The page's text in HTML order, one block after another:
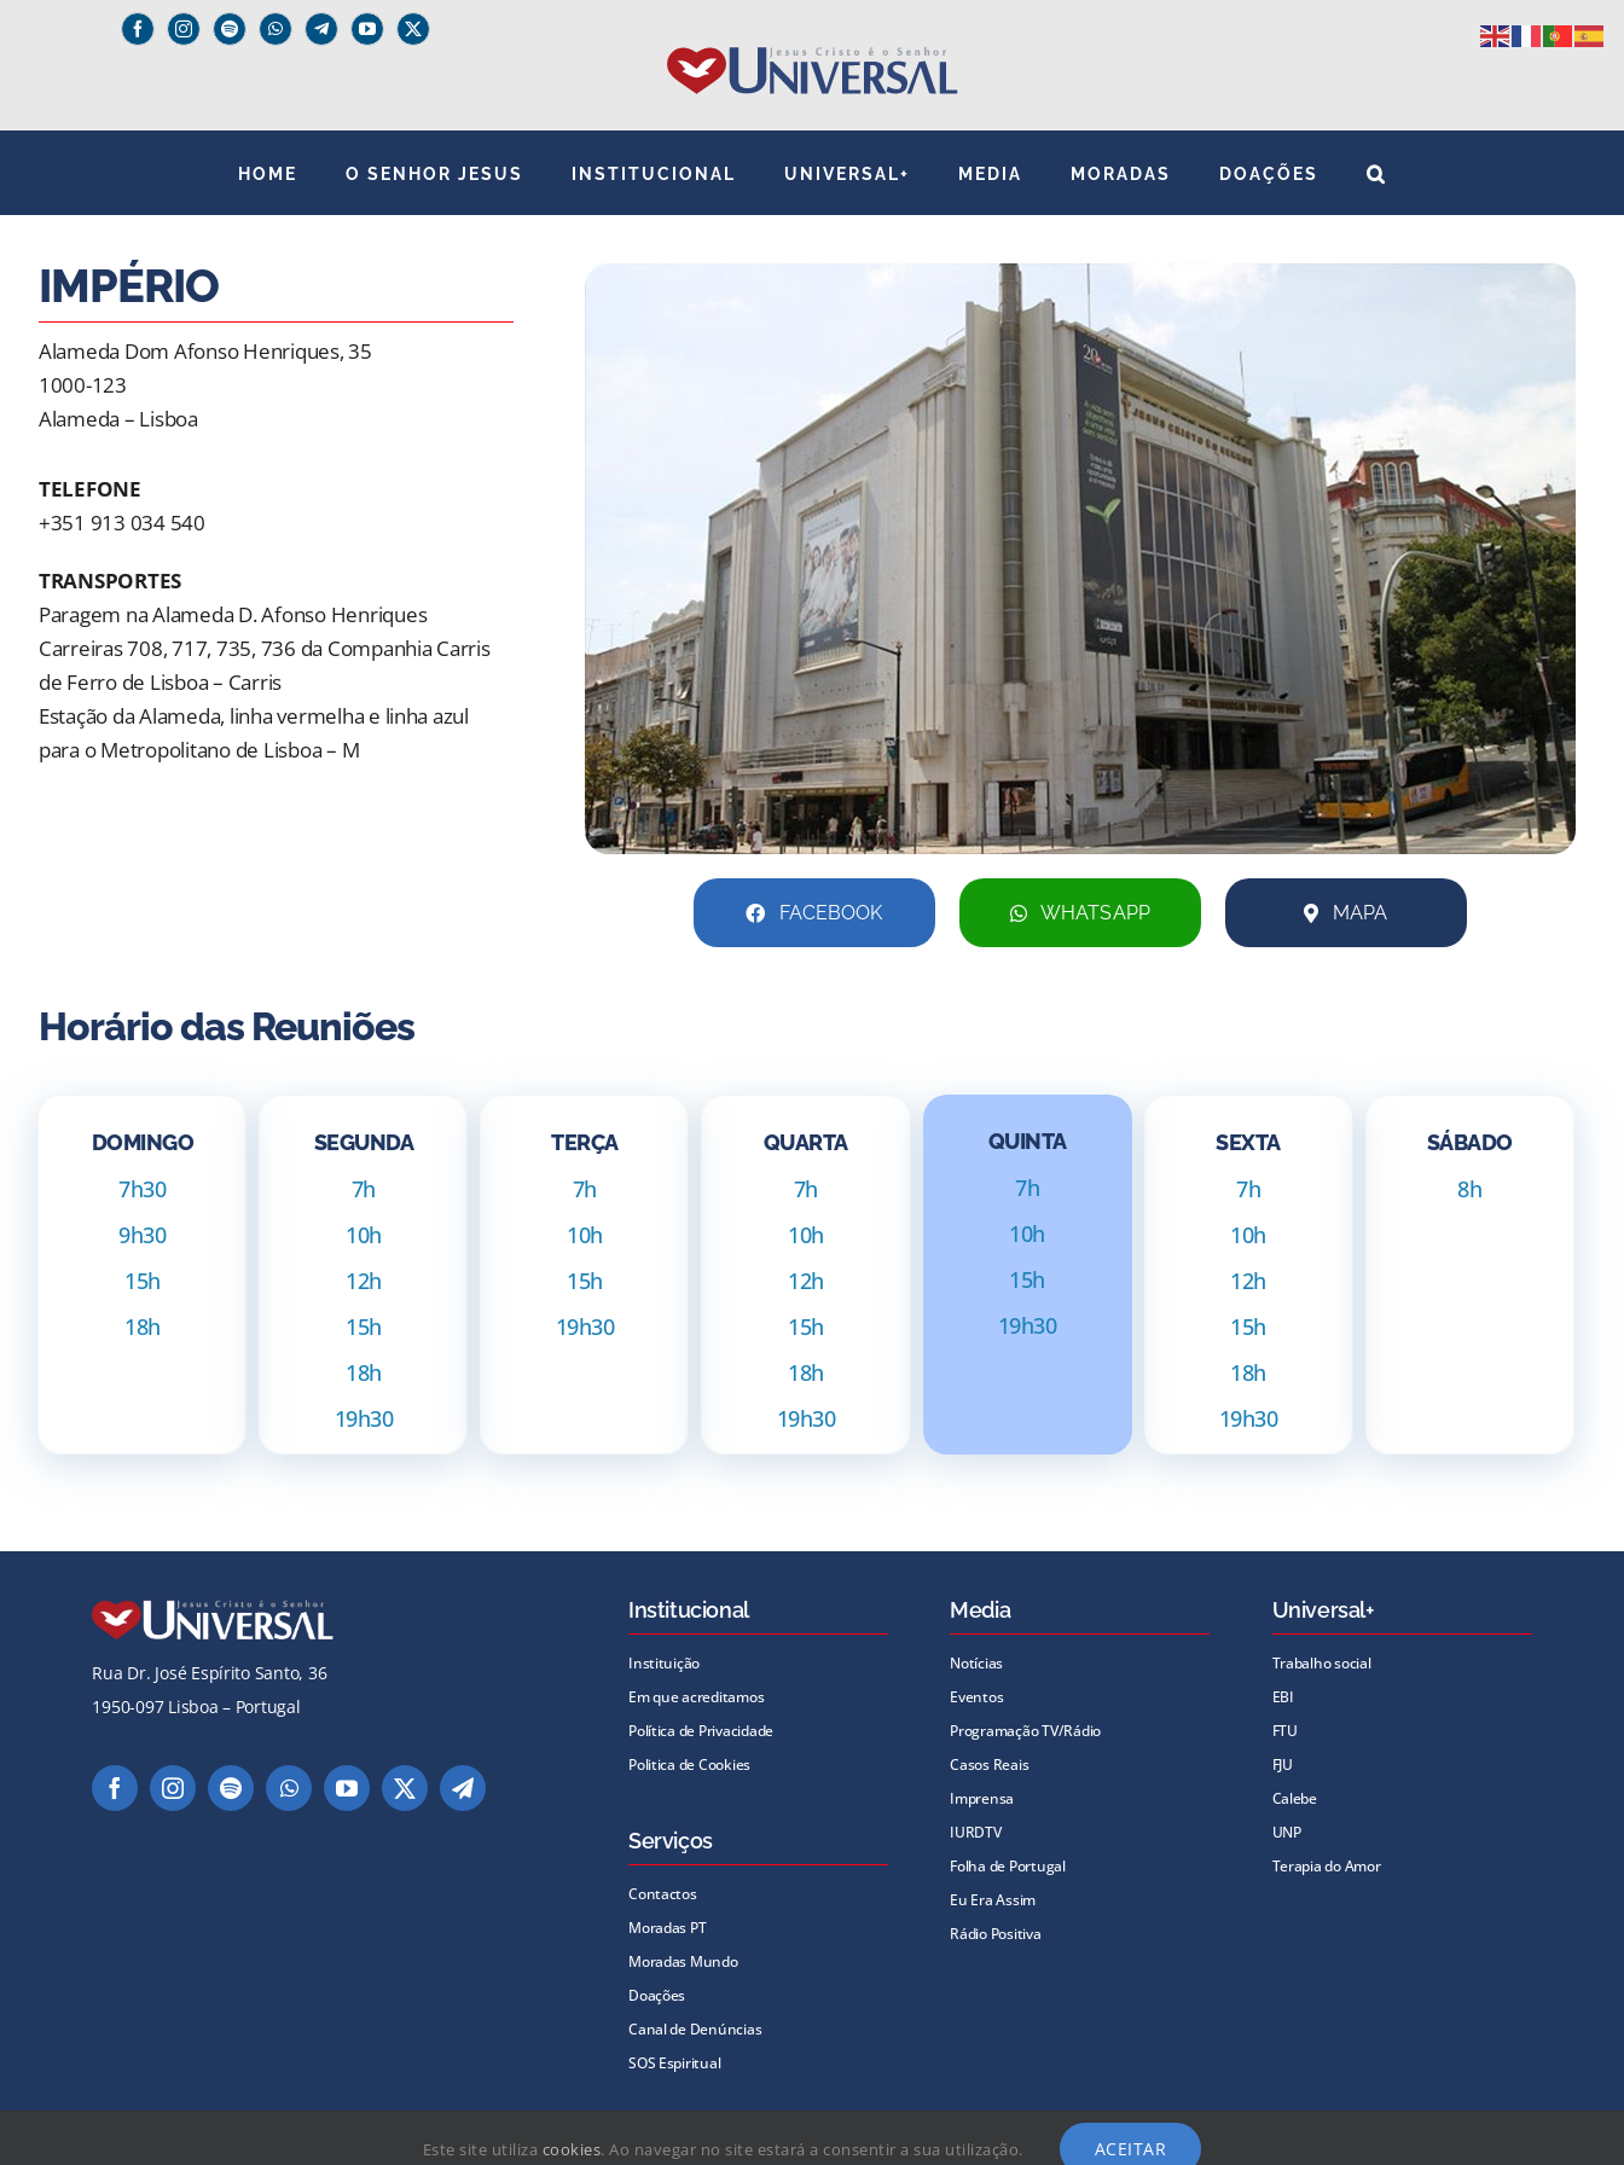
HOME O SENHOR JESUS INSTITUCIONAL UNIVERSAL+ MEDIA MORADAS DOAÇÕES
IMPÉRIO
Alameda Dom Afonso Henriques, 35
1000-123
Alameda – Lisboa
TELEFONE
+351 913 034 540
TRANSPORTES
Paragem na Alameda D. Afonso Henriques
Carreiras 708, 717, 735, 736 da Companhia Carris
de Ferro de Lisboa – Carris
Estação da Alameda, linha vermelha e linha azul
para o Metropolitano de Lisboa – M
FACEBOOK WHATSAPP MAPA
Horário das Reuniões
DOMINGO
7h30
9h30
15h
18h
SEGUNDA
7h
10h
12h
15h
18h
19h30
TERÇA
7h
10h
15h
19h30
QUARTA
7h
10h
12h
15h
18h
19h30
QUINTA
7h
10h
15h
19h30
SEXTA
7h
10h
12h
15h
18h
19h30
SÁBADO
8h
Rua Dr. José Espírito Santo, 36
1950-097 Lisboa – Portugal
Institucional
Instituição
Em que acreditamos
Política de Privacidade
Politica de Cookies
Serviços
Contactos
Moradas PT
Moradas Mundo
Doações
Canal de Denúncias
SOS Espiritual
Media
Notícias
Eventos
Programação TV/Rádio
Casos Reais
Imprensa
IURDTV
Folha de Portugal
Eu Era Assim
Rádio Positiva
Universal+
Trabalho social
EBI
FTU
FJU
Calebe
UNP
Terapia do Amor
© Copyright2026 | Igreja Universal do Reino de Deus | Todos os direitos reservados
Este site utiliza cookies. Ao navegar no site estará a consentir a sua utilização. ACEITAR